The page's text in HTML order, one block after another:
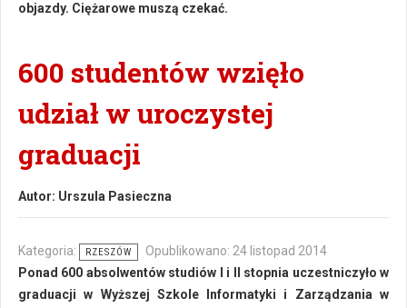
objazdy. Ciężarowe muszą czekać.
600 studentów wzięło
udział w uroczystej
graduacji
Autor: Urszula Pasieczna
Kategoria: RZESZÓW
Opublikowano: 24 listopad 2014
Ponad 600 absolwentów studiów I i II stopnia uczestniczyło w
graduacji w Wyższej Szkole Informatyki i Zarządzania w